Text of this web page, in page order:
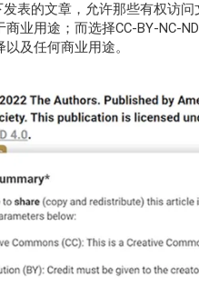
表的文章，允许那些有权访
业用途；而选择CC-BY-NC-
及任何商业用途。